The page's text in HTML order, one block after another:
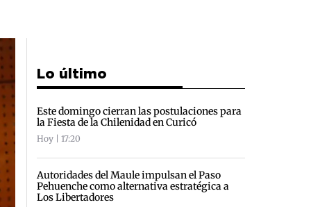
Lo último
Este domingo cierran las postulaciones para
la Fiesta de la Chilenidad en Curicó
Hoy | 17:20
Autoridades del Maule impulsan el Paso
Pehuenche como alternativa estratégica a
Los Libertadores